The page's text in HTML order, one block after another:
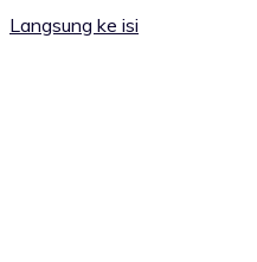
Langsung ke isi